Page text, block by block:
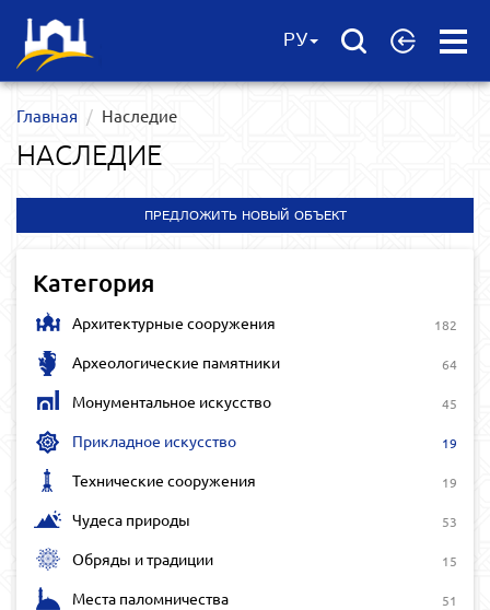
Open
РУ
Главная Наследие
НАСЛЕДИЕ
ПРЕДЛОЖИТЬ НОВЫЙ ОБЪЕКТ
Категория
Архитектурные сооружения 182
Археологические памятники 64
Монументальное искусство 45
Прикладное искусство 19
Технические сооружения 19
Чудеса природы 53
Обряды и традиции 15
Места паломничества 51